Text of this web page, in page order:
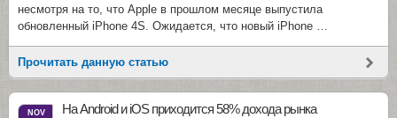
несмотря на то, что Apple в прошлом месяце выпустила
обновленный iPhone 4S. Ожидается, что новый iPhone …
Прочитать данную статью
NOV
На Android и iOS приходится 58% дохода рынка